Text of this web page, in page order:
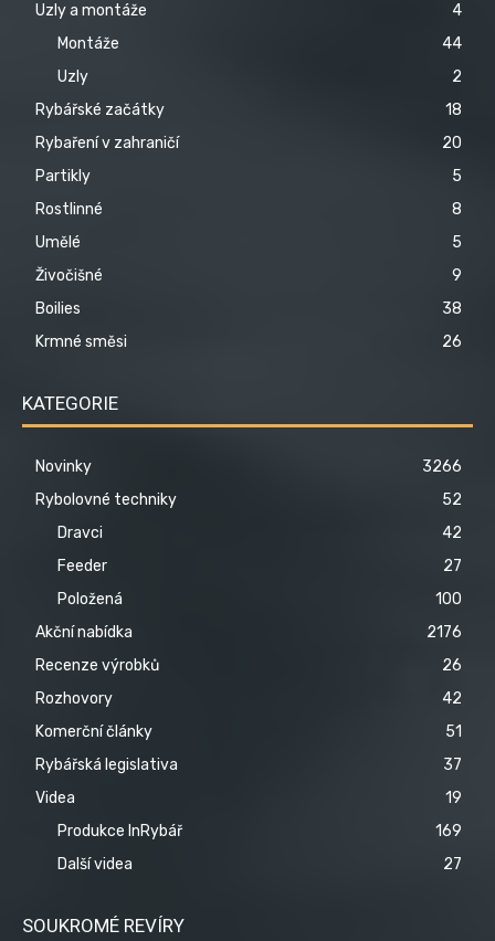
Uzly a montáže
4
Montáže
44
Uzly
2
Rybářské začátky
18
Rybaření v zahraničí
20
Partikly
5
Rostlinné
8
Umělé
5
Živočišné
9
Boilies
38
Krmné směsi
26
KATEGORIE
Novinky
3266
Rybolovné techniky
52
Dravci
42
Feeder
27
Položená
100
Akční nabídka
2176
Recenze výrobků
26
Rozhovory
42
Komerční články
51
Rybářská legislativa
37
Videa
19
Produkce InRybář
169
Další videa
27
SOUKROMÉ REVÍRY